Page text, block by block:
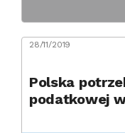
28/11/2019
Polska
podatkowej